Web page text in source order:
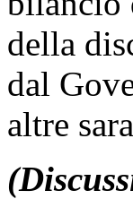
della
dal
altre